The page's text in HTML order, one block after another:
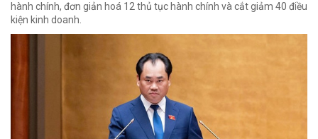
hành chính, đơn giản hoá 12 thủ tục hành chính và cắt giảm 40 điều
kiện kinh doanh.